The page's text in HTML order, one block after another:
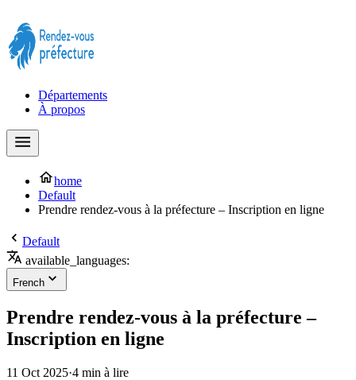
Départements
À propos
home
Default
Prendre rendez-vous à la préfecture – Inscription en ligne
Default
available_languages:
French
Prendre rendez-vous à la préfecture –
Inscription en ligne
11 Oct 2025·4 min à lire